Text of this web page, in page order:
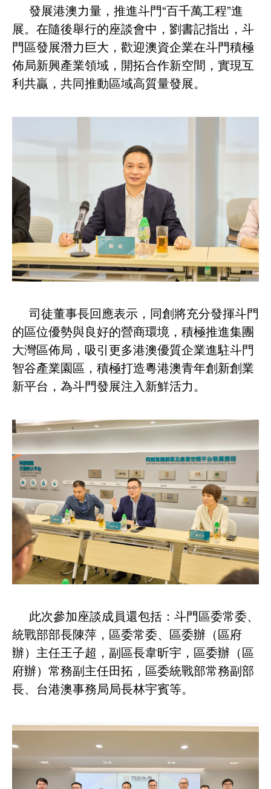
發展港澳力量，推進斗門“百千萬工程”進
展。在隨後舉行的座談會中，劉書記指出，斗
門區發展潛力巨大，歡迎澳資企業在斗門積極
佈局新興產業領域，開拓合作新空間，實現互
利共贏，共同推動區域高質量發展。
司徒董事長回應表示，同創將充分發揮斗門
的區位優勢與良好的營商環境，積極推進集團
大灣區佈局，吸引更多港澳優質企業進駐斗門
智谷產業園區，積極打造粵港澳青年創新創業
新平台，為斗門發展注入新鮮活力。
此次參加座談成員還包括：斗門區委常委、
統戰部部長陳萍，區委常委、區委辦（區府
辦）主任王子超，副區長韋昕宇，區委辦（區
府辦）常務副主任田拓，區委統戰部常務副部
長、台港澳事務局局長林宇賓等。